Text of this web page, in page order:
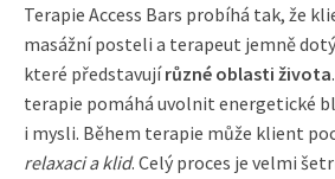
Terapie Access Bars probíhá tak, že
masážní posteli a terapeut jemně
které představujírůzné oblasti života
terapie pomáhá uvolnit energetické
i mysli. Během terapie může klient
relaxaci a klid. Celý proces je velmi